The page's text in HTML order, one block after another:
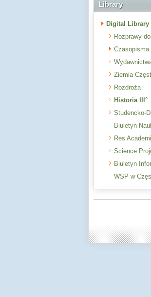
Library
Digital Library
Rozprawy
Czasopisma
Ziemia
Rozdroża
Historia III°
Studencko-
Biuletyn
Res
Science
Biuletyn
WSP w